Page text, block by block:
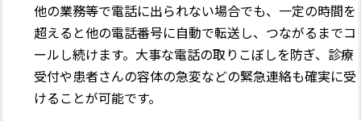
他の業務等で電話に出られない場合でも、一定の時間を
超えると他の電話番号に自動で転送し、つながるまでコ
ールし続けます。大事な電話の取りこぼしを防ぎ、診療
受付や患者さんの容体の急変などの緊急連絡も確実に受
けることが可能です。